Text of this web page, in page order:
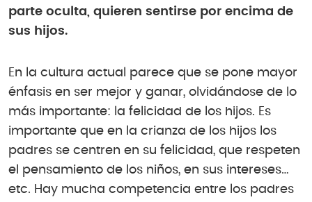
parte oculta, quieren sentirse por encima de
sus hijos.
En la cultura actual parece que se pone mayor
énfasis en ser mejor y ganar, olvidándose de lo
más importante: la felicidad de los hijos. Es
importante que en la crianza de los hijos los
padres se centren en su felicidad, que respeten
el pensamiento de los niños, en sus intereses…
etc. Hay mucha competencia entre los padres